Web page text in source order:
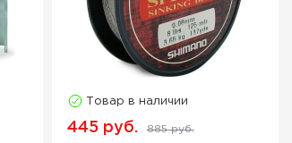
Товар в наличии
445 руб. 885 руб.